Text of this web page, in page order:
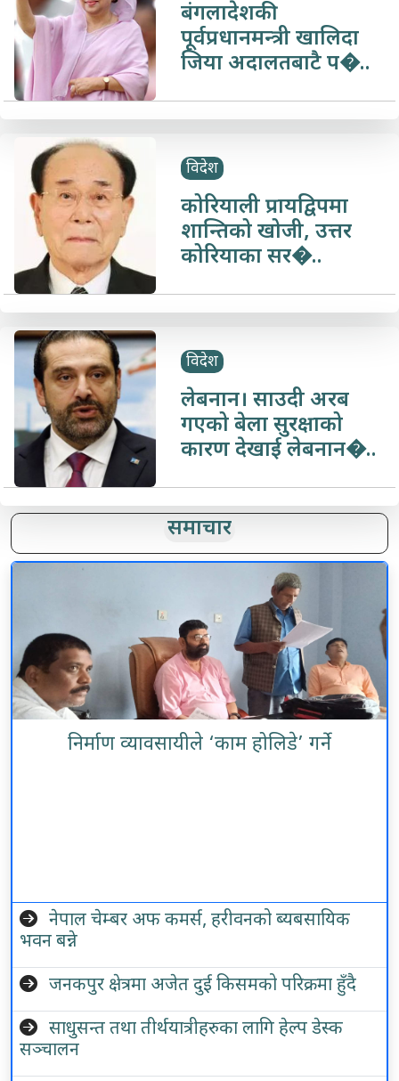
बंगलादेशकी
पूर्वप्रधानमन्त्री खालिदा
जिया अदालतबाटै प�..
विदेश
कोरियाली प्रायद्विपमा
शान्तिको खोजी, उत्तर
कोरियाका सर�..
विदेश
लेबनान। साउदी अरब
गएको बेला सुरक्षाको
कारण देखाई लेबनान�..
समाचार
निर्माण व्यावसायीले ‘काम होलिडे’ गर्ने
नेपाल चेम्बर अफ कमर्स, हरीवनको ब्यबसायिक
भवन बन्ने
जनकपुर क्षेत्रमा अजेत दुई किसमको परिक्रमा हुँदै
साधुसन्त तथा तीर्थयात्रीहरुका लागि हेल्प डेस्क
सञ्चालन